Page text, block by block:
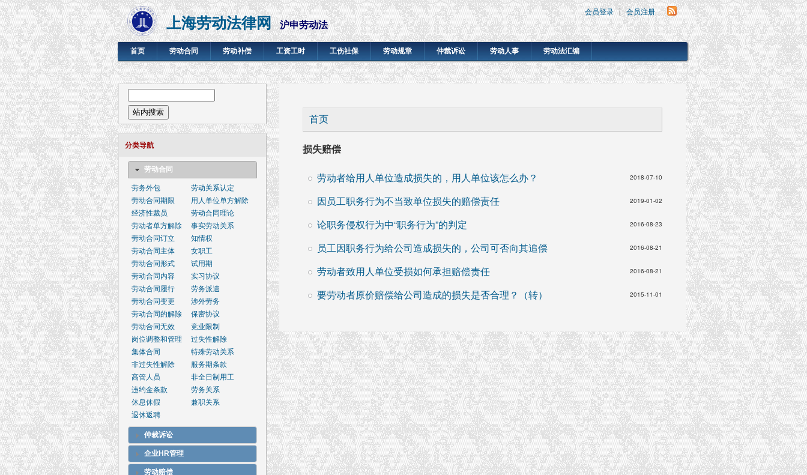
上海劳动法律网 沪申劳动法
会员登录 会员注册
首页 劳动合同 劳动补偿 工资工时 工伤社保 劳动规章 仲裁诉讼 劳动人事 劳动法汇编
分类导航
劳动合同
劳务外包
劳动关系认定
劳动合同期限
用人单位单方解除
经济性裁员
劳动合同理论
劳动者单方解除
事实劳动关系
劳动合同订立
知情权
劳动合同主体
女职工
劳动合同形式
试用期
劳动合同内容
实习协议
劳动合同履行
劳务派遣
劳动合同变更
涉外劳务
劳动合同的解除
保密协议
劳动合同无效
竞业限制
岗位调整和管理
过失性解除
集体合同
特殊劳动关系
非过失性解除
服务期条款
高管人员
非全日制用工
违约金条款
劳务关系
休息休假
兼职关系
退休返聘
仲裁诉讼
企业HR管理
劳动赔偿
你在这里
首页
损失赔偿
劳动者给用人单位造成损失的，用人单位该怎么办？ 2018-07-10
因员工职务行为不当致单位损失的赔偿责任 2019-01-02
论职务侵权行为中“职务行为”的判定 2016-08-23
员工因职务行为给公司造成损失的，公司可否向其追偿 2016-08-21
劳动者致用人单位受损如何承担赔偿责任 2016-08-21
要劳动者原价赔偿给公司造成的损失是否合理？（转） 2015-11-01